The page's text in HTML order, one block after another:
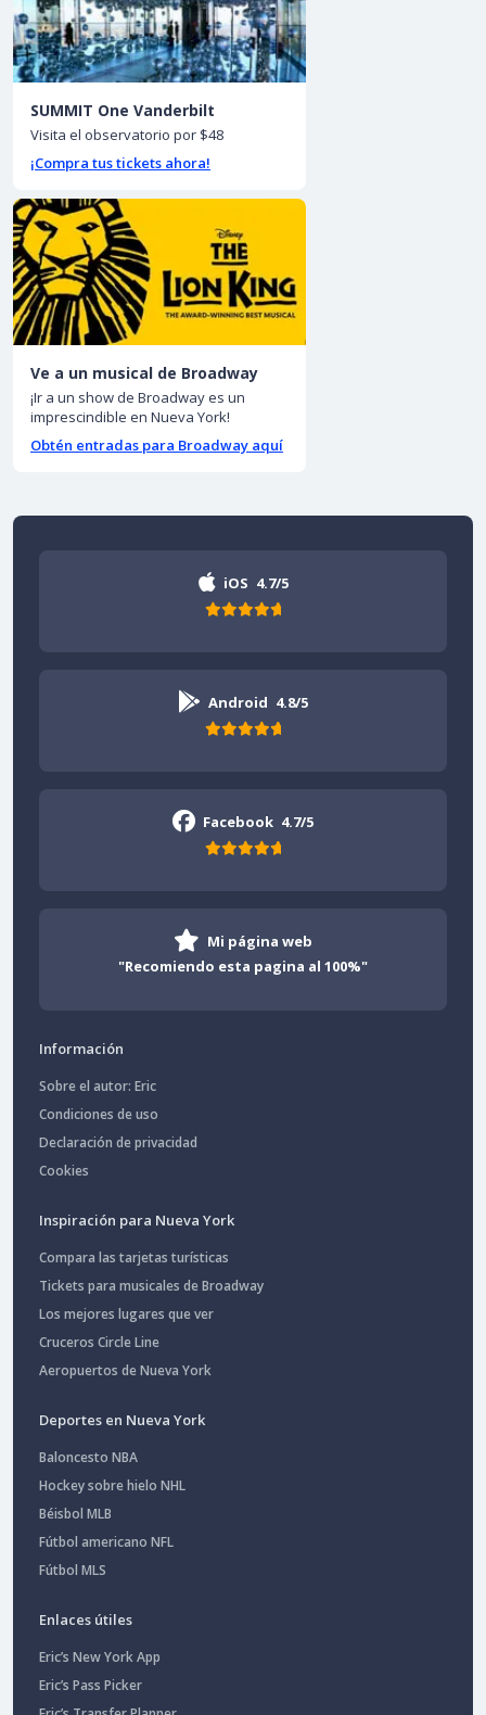
SUMMIT One Vanderbilt
Visita el observatorio por $48
¡Compra tus tickets ahora!
Ve a un musical de Broadway
¡Ir a un show de Broadway es un
imprescindible en Nueva York!
Obtén entradas para Broadway aquí
iOS 4.7/5
Android 4.8/5
Facebook 4.7/5
Mi página web
"Recomiendo esta pagina al 100%"
Información
Sobre el autor: Eric
Condiciones de uso
Declaración de privacidad
Cookies
Inspiración para Nueva York
Compara las tarjetas turísticas
Tickets para musicales de Broadway
Los mejores lugares que ver
Cruceros Circle Line
Aeropuertos de Nueva York
Deportes en Nueva York
Baloncesto NBA
Hockey sobre hielo NHL
Béisbol MLB
Fútbol americano NFL
Fútbol MLS
Enlaces útiles
Eric’s New York App
Eric’s Pass Picker